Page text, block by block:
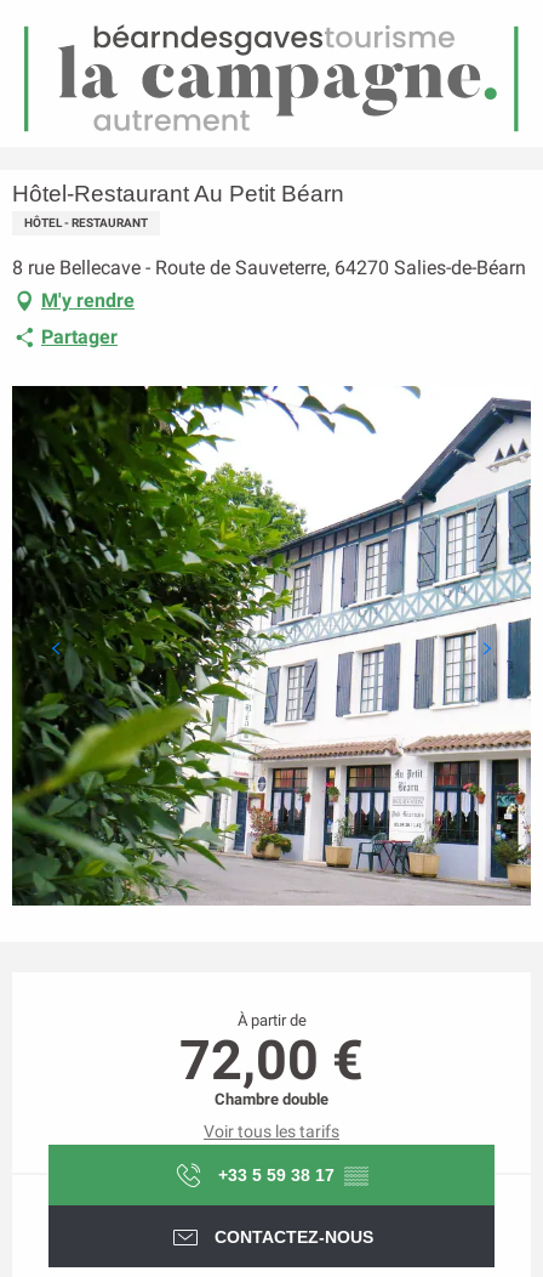
Menu
Hôtel-Restaurant Au Petit Béarn
Hôtel-Restaurant Au Petit Béarn
HÔTEL - RESTAURANT
8 rue Bellecave - Route de Sauveterre, 64270 Salies-de-Béarn
M'y rendre
Partager
À partir de
72,00 €
Chambre double
Voir tous les tarifs
+33 5 59 38 17 ▒▒
CONTACTEZ-NOUS